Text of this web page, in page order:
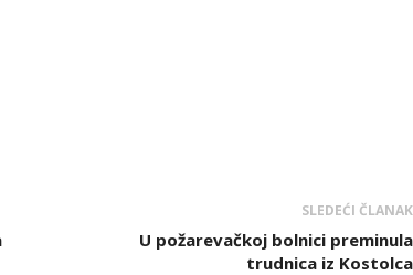
SLEDEĆI ČLANAK
U požarevačkoj bolnici preminula
trudnica iz Kostolca